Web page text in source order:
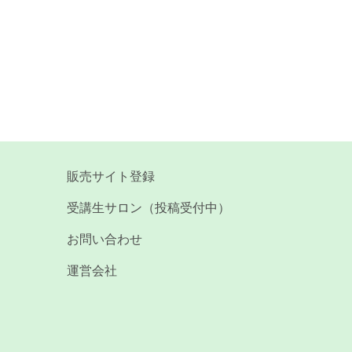
販売サイト登録
受講生サロン（投稿受付中）
お問い合わせ
運営会社